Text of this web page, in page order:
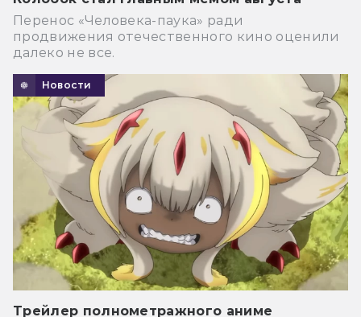
Перенос «Человека-паука» ради
продвижения отечественного кино оценили
далеко не все.
Новости
Трейлер полнометражного аниме